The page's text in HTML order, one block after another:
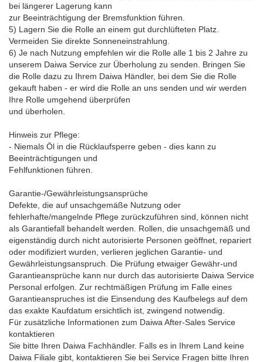
bei längerer Lagerung kann
zur Beeinträchtigung der Bremsfunktion führen.
5) Lagern Sie die Rolle an einem gut durchlüfteten Platz.
Vermeiden Sie direkte Sonneneinstrahlung.
6) Je nach Nutzung empfehlen wir die Rolle alle 1 bis 2 Jahre zu
unserem Daiwa Service zur Überholung zu senden. Bringen Sie
die Rolle dazu zu Ihrem Daiwa Händler, bei dem Sie die Rolle
gekauft haben - er wird die Rolle an uns senden und wir werden
Ihre Rolle umgehend überprüfen
und überholen.
Hinweis zur Pflege:
- Niemals Öl in die Rücklaufsperre geben - dies kann zu
Beeinträchtigungen und
Fehlfunktionen führen.
Garantie-/Gewährleistungsansprüche
Defekte, die auf unsachgemäße Nutzung oder
fehlerhafte/mangelnde Pflege zurückzuführen sind, können nicht
als Garantiefall behandelt werden. Rollen, die unsachgemäß und
eigenständig durch nicht autorisierte Personen geöffnet, repariert
oder modifiziert wurden, verlieren jeglichen Garantie- und
Gewährleistungsanspruch. Die Prüfung etwaiger Gewähr-und
Garantieansprüche kann nur durch das autorisierte Daiwa Service
Personal erfolgen. Zur rechtmäßigen Prüfung im Falle eines
Garantieanspruches ist die Einsendung des Kaufbelegs auf dem
das exakte Kaufdatum ersichtlich ist, zwingend notwendig.
Für zusätzliche Informationen zum Daiwa After-Sales Service
kontaktieren
Sie bitte Ihren Daiwa Fachhändler. Falls es in Ihrem Land keine
Daiwa Filiale gibt, kontaktieren Sie bei Service Fragen bitte Ihren